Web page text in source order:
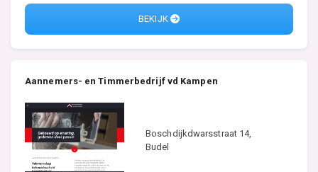
BEKIJK
Aannemers- en Timmerbedrijf vd Kampen
Boschdijkdwarsstraat 14,
Budel